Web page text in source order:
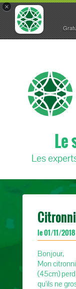
×
Le
Les
le 01/11/2018
Bonjour,
Mon
(45cm)
qu'ils ne